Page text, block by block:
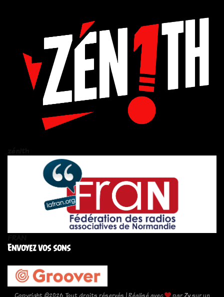
Envoyez vos sons
Copyright ©2026 Tout droits réservés | Réalisé avec parZysur un